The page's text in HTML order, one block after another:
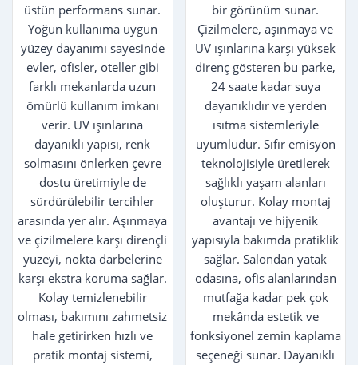
üstün performans sunar.
Yoğun kullanıma uygun
yüzey dayanımı sayesinde
evler, ofisler, oteller gibi
farklı mekanlarda uzun
ömürlü kullanım imkanı
verir. UV ışınlarına
dayanıklı yapısı, renk
solmasını önlerken çevre
dostu üretimiyle de
sürdürülebilir tercihler
arasında yer alır. Aşınmaya
ve çizilmelere karşı dirençli
yüzeyi, nokta darbelerine
karşı ekstra koruma sağlar.
Kolay temizlenebilir
olması, bakımını zahmetsiz
hale getirirken hızlı ve
pratik montaj sistemi,
bir görünüm sunar.
Çizilmelere, aşınmaya ve
UV ışınlarına karşı yüksek
direnç gösteren bu parke,
24 saate kadar suya
dayanıklıdır ve yerden
ısıtma sistemleriyle
uyumludur. Sıfır emisyon
teknolojisiyle üretilerek
sağlıklı yaşam alanları
oluşturur. Kolay montaj
avantajı ve hijyenik
yapısıyla bakımda pratiklik
sağlar. Salondan yatak
odasına, ofis alanlarından
mutfağa kadar pek çok
mekânda estetik ve
fonksiyonel zemin kaplama
seçeneği sunar. Dayanıklı